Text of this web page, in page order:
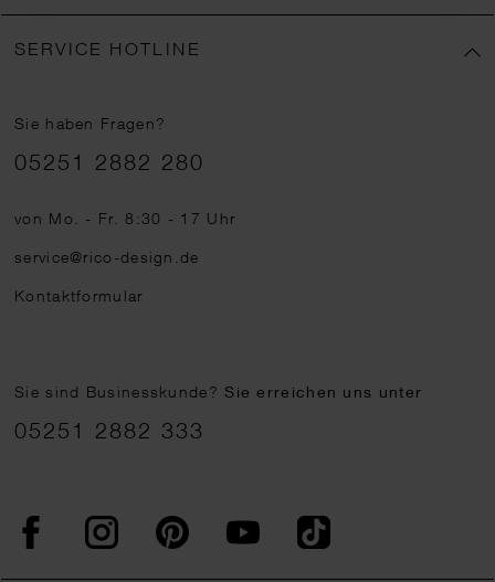
SERVICE HOTLINE
Sie haben Fragen?
Telefonnummer
05251 2882 280
von Mo. - Fr. 8:30 - 17 Uhr
service@rico-design.de
Kontaktformular
Sie sind Businesskunde?Sie erreichen uns unter
05251 2882 333
FacebookInstagram PinterestYouTubeTikTok